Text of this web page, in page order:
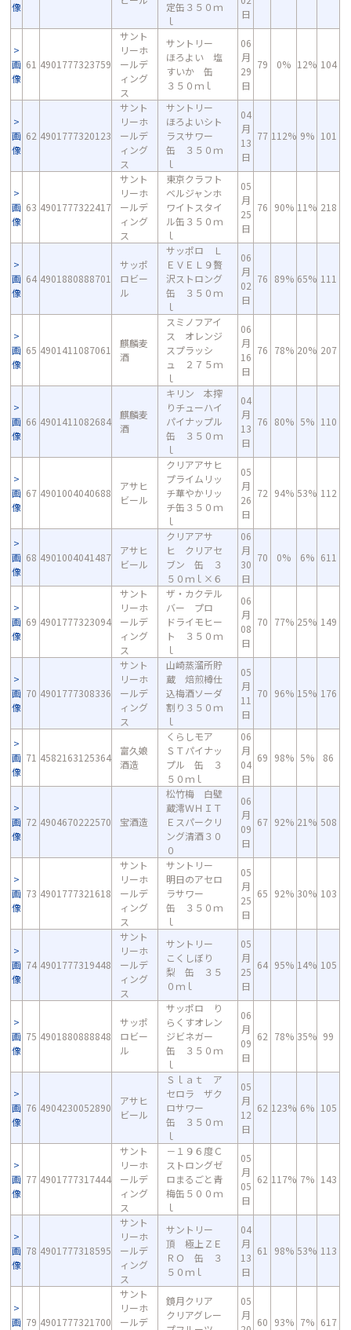
像
定缶３５０ｍ
ｌ
日
画
像
61 4901777323759
サント
リーホ
ールデ
ィング
ス
サントリー
ほろよい 塩
すいか 缶
３５０ｍｌ
06
月
29
日
79 0% 12% 104
画
像
62 4901777320123
サント
リーホ
ールデ
ィング
ス
サントリー
ほろよいシト
ラスサワー
缶 ３５０ｍ
ｌ
04
月
13
日
77 112% 9% 101
画
像
63 4901777322417
サント
リーホ
ールデ
ィング
ス
東京クラフト
ベルジャンホ
ワイトスタイ
ル缶３５０ｍ
ｌ
05
月
25
日
76 90% 11% 218
画
像
64 4901880888701
サッポ
ロビー
ル
サッポロ Ｌ
ＥＶＥＬ９贅
沢ストロング
缶 ３５０ｍ
ｌ
06
月
02
日
76 89% 65% 111
画
像
65 4901411087061
麒麟麦
酒
スミノフアイ
ス オレンジ
スプラッシ
ュ ２７５ｍ
ｌ
06
月
16
日
76 78% 20% 207
画
像
66 4901411082684
麒麟麦
酒
キリン 本搾
りチューハイ
パイナップル
缶 ３５０ｍ
ｌ
04
月
13
日
76 80% 5% 110
画
像
67 4901004040688
アサヒ
ビール
クリアアサヒ
プライムリッ
チ華やかリッ
チ缶３５０ｍ
ｌ
05
月
26
日
72 94% 53% 112
画
像
68 4901004041487
アサヒ
ビール
クリアアサ
ヒ クリアセ
ブン 缶 ３
５０ｍｌ×６
06
月
30
日
70 0% 6% 611
画
像
69 4901777323094
サント
リーホ
ールデ
ィング
ス
ザ・カクテル
バー プロ
ドライモヒー
ト ３５０ｍ
ｌ
06
月
08
日
70 77% 25% 149
画
像
70 4901777308336
サント
リーホ
ールデ
ィング
ス
山崎蒸溜所貯
蔵 焙煎樽仕
込梅酒ソーダ
割り３５０ｍ
ｌ
05
月
11
日
70 96% 15% 176
画
像
71 4582163125364
富久娘
酒造
くらしモア
ＳＴパイナッ
プル 缶 ３
５０ｍｌ
06
月
04
日
69 98% 5% 86
画
像
72 4904670222570 宝酒造
松竹梅 白壁
蔵澪ＷＨＩＴ
Ｅスパークリ
ング清酒３０
０
06
月
09
日
67 92% 21% 508
画
像
73 4901777321618
サント
リーホ
ールデ
ィング
ス
サントリー
明日のアセロ
ラサワー
缶 ３５０ｍ
ｌ
05
月
25
日
65 92% 30% 103
画
像
74 4901777319448
サント
リーホ
ールデ
ィング
ス
サントリー
こくしぼり
梨 缶 ３５
０ｍｌ
05
月
25
日
64 95% 14% 105
画
像
75 4901880888848
サッポ
ロビー
ル
サッポロ り
らくすオレン
ジビネガー
缶 ３５０ｍ
ｌ
06
月
09
日
62 78% 35% 99
画
像
76 4904230052890
アサヒ
ビール
Ｓｌａｔ ア
セロラ ザク
ロサワー
缶 ３５０ｍ
ｌ
05
月
12
日
62 123% 6% 105
画
像
77 4901777317444
サント
リーホ
ールデ
ィング
ス
－１９６度Ｃ
ストロングゼ
ロまるごと青
梅缶５００ｍ
ｌ
05
月
05
日
62 117% 7% 143
画
像
78 4901777318595
サント
リーホ
ールデ
ィング
ス
サントリー
頂 極上ＺＥ
ＲＯ 缶 ３
５０ｍｌ
04
月
13
日
61 98% 53% 113
画 79 4901777321700
サント
リーホ
ールデ
鏡月クリア
クリアグレー
05
月
60 93% 7% 617